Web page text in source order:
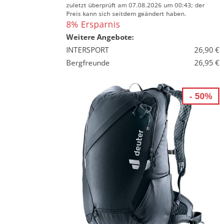
zuletzt überprüft am 07.08.2026 um 00:43; der
Preis kann sich seitdem geändert haben.
8% Ersparnis
Weitere Angebote:
INTERSPORT
26,90 €
Bergfreunde
26,95 €
- 50%